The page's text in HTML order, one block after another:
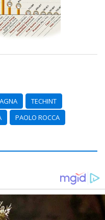
TECHINT
PAOLO ROCCA